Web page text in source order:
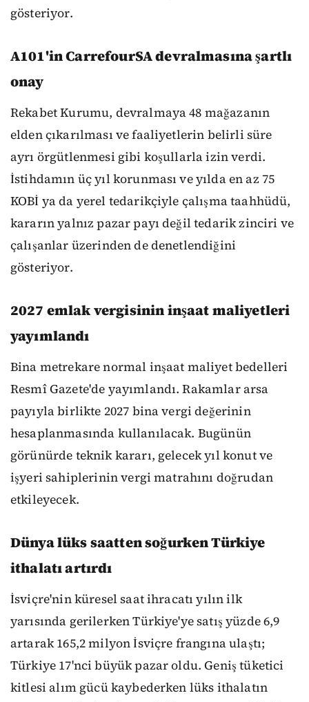
gösteriyor.
A101'in CarrefourSA devralmasına şartlı
onay
Rekabet Kurumu, devralmaya 48 mağazanın
elden çıkarılması ve faaliyetlerin belirli süre
ayrı örgütlenmesi gibi koşullarla izin verdi.
İstihdamın üç yıl korunması ve yılda en az 75
KOBİ ya da yerel tedarikçiyle çalışma taahhüdü,
kararın yalnız pazar payı değil tedarik zinciri ve
çalışanlar üzerinden de denetlendiğini
gösteriyor.
2027 emlak vergisinin inşaat maliyetleri
yayımlandı
Bina metrekare normal inşaat maliyet bedelleri
Resmî Gazete'de yayımlandı. Rakamlar arsa
payıyla birlikte 2027 bina vergi değerinin
hesaplanmasında kullanılacak. Bugünün
görünürde teknik kararı, gelecek yıl konut ve
işyeri sahiplerinin vergi matrahını doğrudan
etkileyecek.
Dünya lüks saatten soğurken Türkiye
ithalatı artırdı
İsviçre'nin küresel saat ihracatı yılın ilk
yarısında gerilerken Türkiye'ye satış yüzde 6,9
artarak 165,2 milyon İsviçre frangına ulaştı;
Türkiye 17'nci büyük pazar oldu. Geniş tüketici
kitlesi alım gücü kaybederken lüks ithalatın